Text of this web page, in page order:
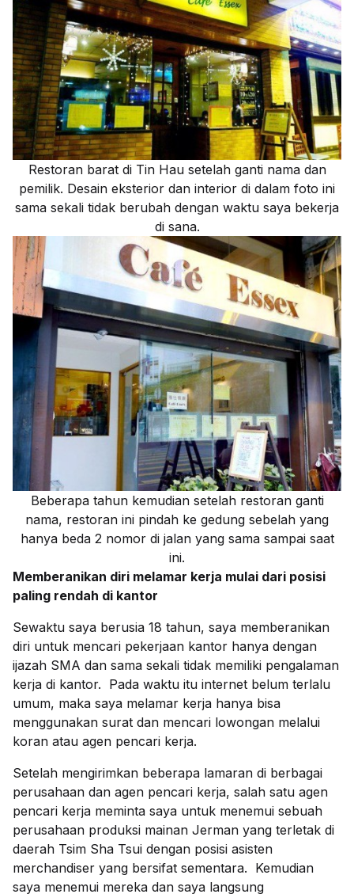
Restoran barat di Tin Hau setelah ganti nama dan
pemilik. Desain eksterior dan interior di dalam foto ini
sama sekali tidak berubah dengan waktu saya bekerja
di sana.
Beberapa tahun kemudian setelah restoran ganti
nama, restoran ini pindah ke gedung sebelah yang
hanya beda 2 nomor di jalan yang sama sampai saat
ini.
Memberanikan diri melamar kerja mulai dari posisi
paling rendah di kantor
Sewaktu saya berusia 18 tahun, saya memberanikan
diri untuk mencari pekerjaan kantor hanya dengan
ijazah SMA dan sama sekali tidak memiliki pengalaman
kerja di kantor. Pada waktu itu internet belum terlalu
umum, maka saya melamar kerja hanya bisa
menggunakan surat dan mencari lowongan melalui
koran atau agen pencari kerja.
Setelah mengirimkan beberapa lamaran di berbagai
perusahaan dan agen pencari kerja, salah satu agen
pencari kerja meminta saya untuk menemui sebuah
perusahaan produksi mainan Jerman yang terletak di
daerah Tsim Sha Tsui dengan posisi asisten
merchandiser yang bersifat sementara. Kemudian
saya menemui mereka dan saya langsung